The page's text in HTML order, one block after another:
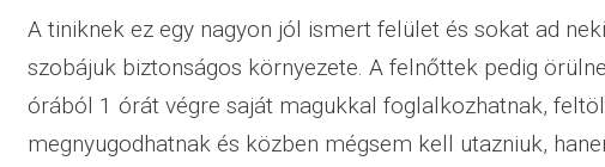
A tiniknek ez egy nagyon jól ismert felület és sokat ad
szobájuk biztonságos környezete. A felnőttek pedig
órából 1 órát végre saját magukkal foglalkozhatnak,
megnyugodhatnak és közben mégsem kell utazniuk,